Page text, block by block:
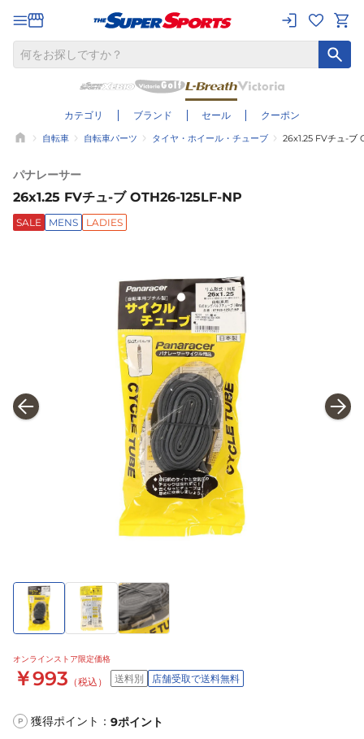
カテゴリ ブランド セール クーポン
自転車 自転車パーツ タイヤ・ホイール・チューブ 26x1.25 FVチュ-ブ
パナレーサー
26x1.25 FVチュ-ブ OTH26-125LF-NP
SALE MENS LADIES
オンラインストア限定価格
￥993 （税込） 送料別 店舗受取で送料無料
P 獲得ポイント： 9ポイント